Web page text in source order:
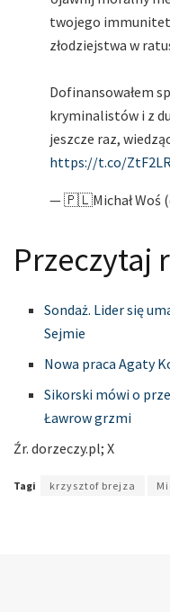
twojego
złodziejstwa w
Dofinansowałem
kryminalistów i z
jeszcze raz,
https://t.co/
— 🇵🇱Michał Woś
Przeczytaj
Sondaż. Lider się
Sejmie
Nowa praca Agaty
Sikorski mówi o
Ławrow grzmi
Źr. dorzeczy.pl; X
Tagi krzysztof brejza